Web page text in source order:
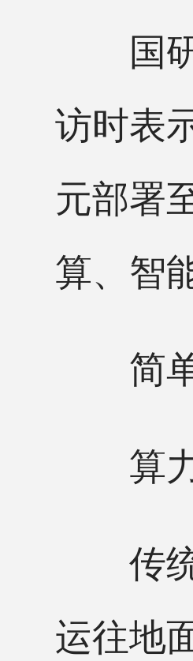
国研
访时表
元部署
算、智
简单
算力
传统
运往地